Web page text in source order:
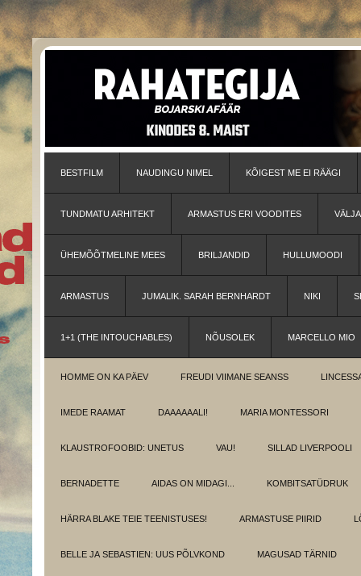
BESTFILM NAUDINGU NIMEL KÕIGEST ME EI RÄÄGI
TUNDMATU ARHITEKT ARMASTUS ERI VOODITES
ÜHEMÕÕTMELINE MEES BRILJANDID HULLUMOODI
ARMASTUS JUMALIK. SARAH BERNHARDT NIKI
1+1 (THE INTOUCHABLES) NÕUSOLEK MARCELLO MIO
HOMME ON KA PÄEV FREUDI VIIMANE SEANSS
IMEDE RAAMAT DAAAAAALI! MARIA MONTESSORI
KLAUSTROFOOBID: UNETUS VAU! SILLAD LIVERPOOLI
BERNADETTE AIDAS ON MIDAGI... KOMBITSATÜDRUK
HÄRRA BLAKE TEIE TEENISTUSES! ARMASTUSE PIIRID
BELLE JA SEBASTIEN: UUS PÕLVKOND MAGUSAD TÄRNID